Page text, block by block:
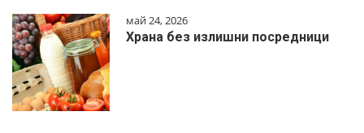
май 24, 2026
Храна без излишни посредници